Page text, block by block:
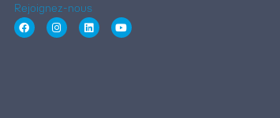
Rejoignez-nous